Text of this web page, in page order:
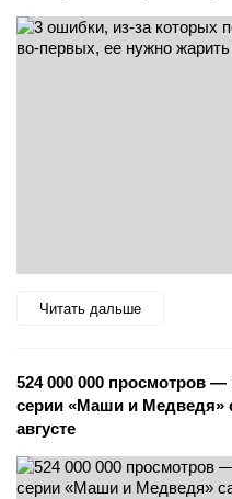
Читать дальше
524 000 000 просмотров —
серии «Маши и Медведя»
августе